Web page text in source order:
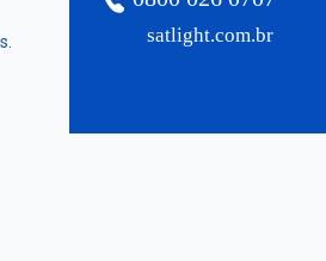
satlight.com.br